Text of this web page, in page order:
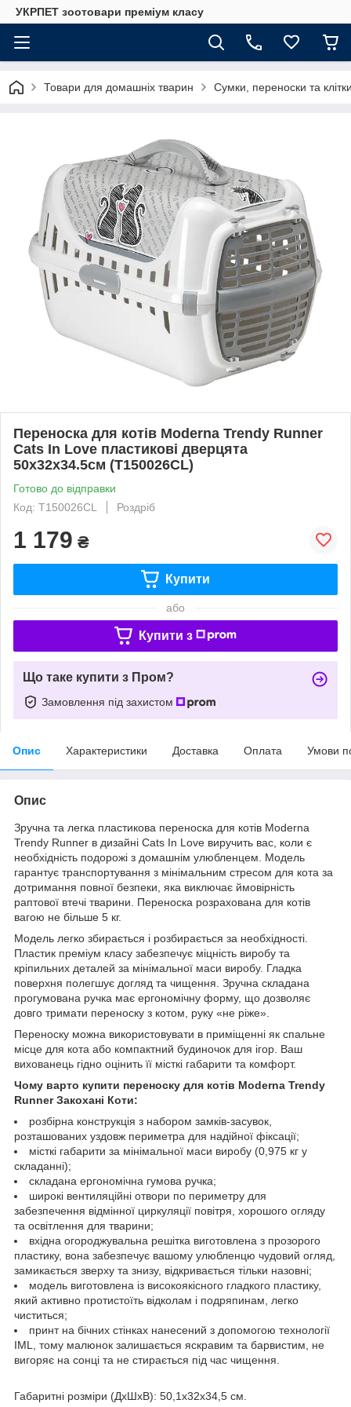
УКРПЕТ зоотовари преміум класу
Товари для домашніх тварин Сумки, переноски та
Переноска для котів Moderna Trendy Runner
Cats In Love пластикові дверцята
50х32х34.5см (T150026CL)
Готово до відправки
Код: T150026CL
Роздріб
1 179 ₴
Купити
або
Купити з
Що таке купити з Пром?
Замовлення під захистом
Опис Характеристики Доставка Оплата Умови
Опис
Зручна та легка пластикова переноска для котів Moderna
Trendy Runner в дизайні Cats In Love виручить вас, коли є
необхідність подорожі з домашнім улюбленцем. Модель
гарантує транспортування з мінімальним стресом для кота за
дотримання повної безпеки, яка виключає ймовірність
раптової втечі тварини. Переноска розрахована для котів
вагою не більше 5 кг.
Модель легко збирається і розбирається за необхідності.
Пластик преміум класу забезпечує міцність виробу та
кріпильних деталей за мінімальної маси виробу. Гладка
поверхня полегшує догляд та чищення. Зручна складана
прогумована ручка має ергономічну форму, що дозволяє
довго тримати переноску з котом, руку «не ріже».
Переноску можна використовувати в приміщенні як спальне
місце для кота або компактний будиночок для ігор. Ваш
вихованець гідно оцінить її місткі габарити та комфорт.
Чому варто купити переноску для котів Moderna Trendy
Runner Закохані Коти:
розбірна конструкція з набором замків-засувок,
розташованих уздовж периметра для надійної фіксації;
місткі габарити за мінімальної маси виробу (0,975 кг у
складанні);
складана ергономічна гумова ручка;
широкі вентиляційні отвори по периметру для
забезпечення відмінної циркуляції повітря, хорошого огляду
та освітлення для тварини;
вхідна огороджувальна решітка виготовлена з прозорого
пластику, вона забезпечує вашому улюбленцю чудовий огляд,
замикається зверху та знизу, відкривається тільки назовні;
модель виготовлена із високоякісного гладкого пластику,
який активно протистоїть відколам і подряпинам, легко
чиститься;
принт на бічних стінках нанесений з допомогою технології
IML, тому малюнок залишається яскравим та барвистим, не
вигоряє на сонці та не стирається під час чищення.
Габаритні розміри (ДхШхВ): 50,1х32х34,5 см.